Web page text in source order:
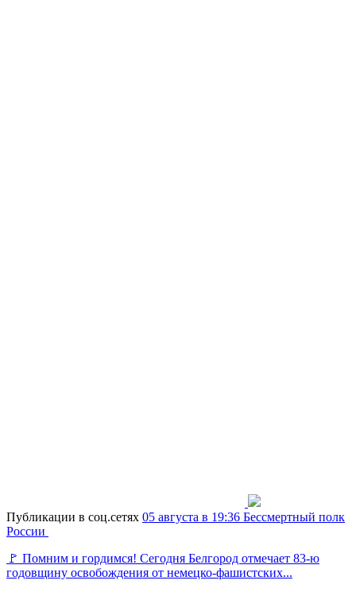
Публикации в соц.сетях 05 августа в 19:36 Бессмертный полк
России
🚩 Помним и гордимся! Сегодня Белгород отмечает 83-ю
годовщину освобождения от немецко-фашистских...